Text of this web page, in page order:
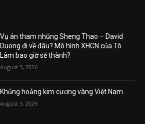
Vụ án tham nhũng Sheng Thao – David
Duong đi về đâu? Mô hình XHCN của Tô
Lâm bao giờ sẽ thành?
August 5, 2026
Khủng hoảng kim cương vàng Việt Nam
August 5, 2026